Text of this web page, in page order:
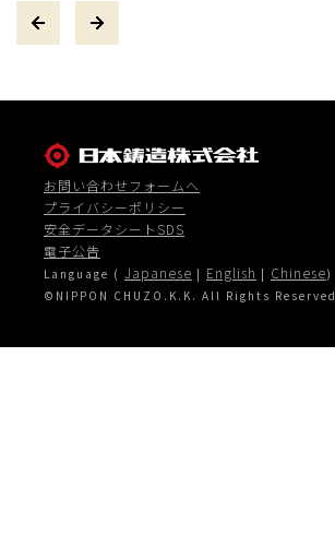
お問い合わせフォームへ
プライバシーポリシー
安全データシートSDS
電子公告
Language ( Japanese | English | Chinese)
©NIPPON CHUZO.K.K. All Rights Reserved